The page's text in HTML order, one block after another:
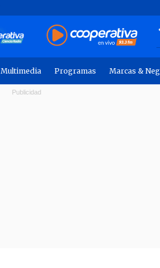
Multimedia Programas Marcas &